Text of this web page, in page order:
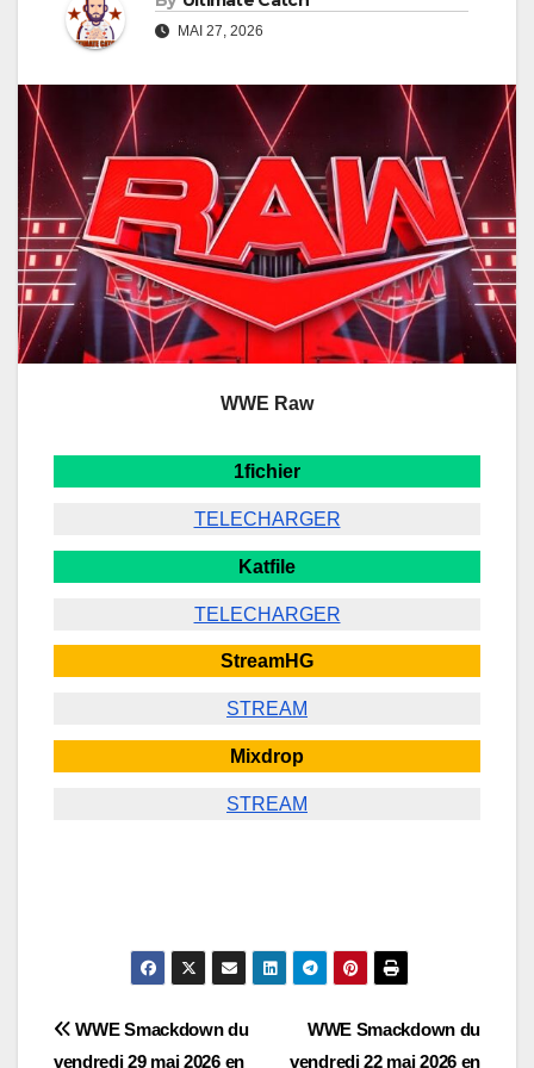
MAI 27, 2026
WWE Raw
1fichier
TELECHARGER
Katfile
TELECHARGER
StreamHG
STREAM
Mixdrop
STREAM
Navigation
WWE Smackdown du
vendredi 22 mai 2026 en
WWE Smackdown du
vendredi 29 mai 2026 en